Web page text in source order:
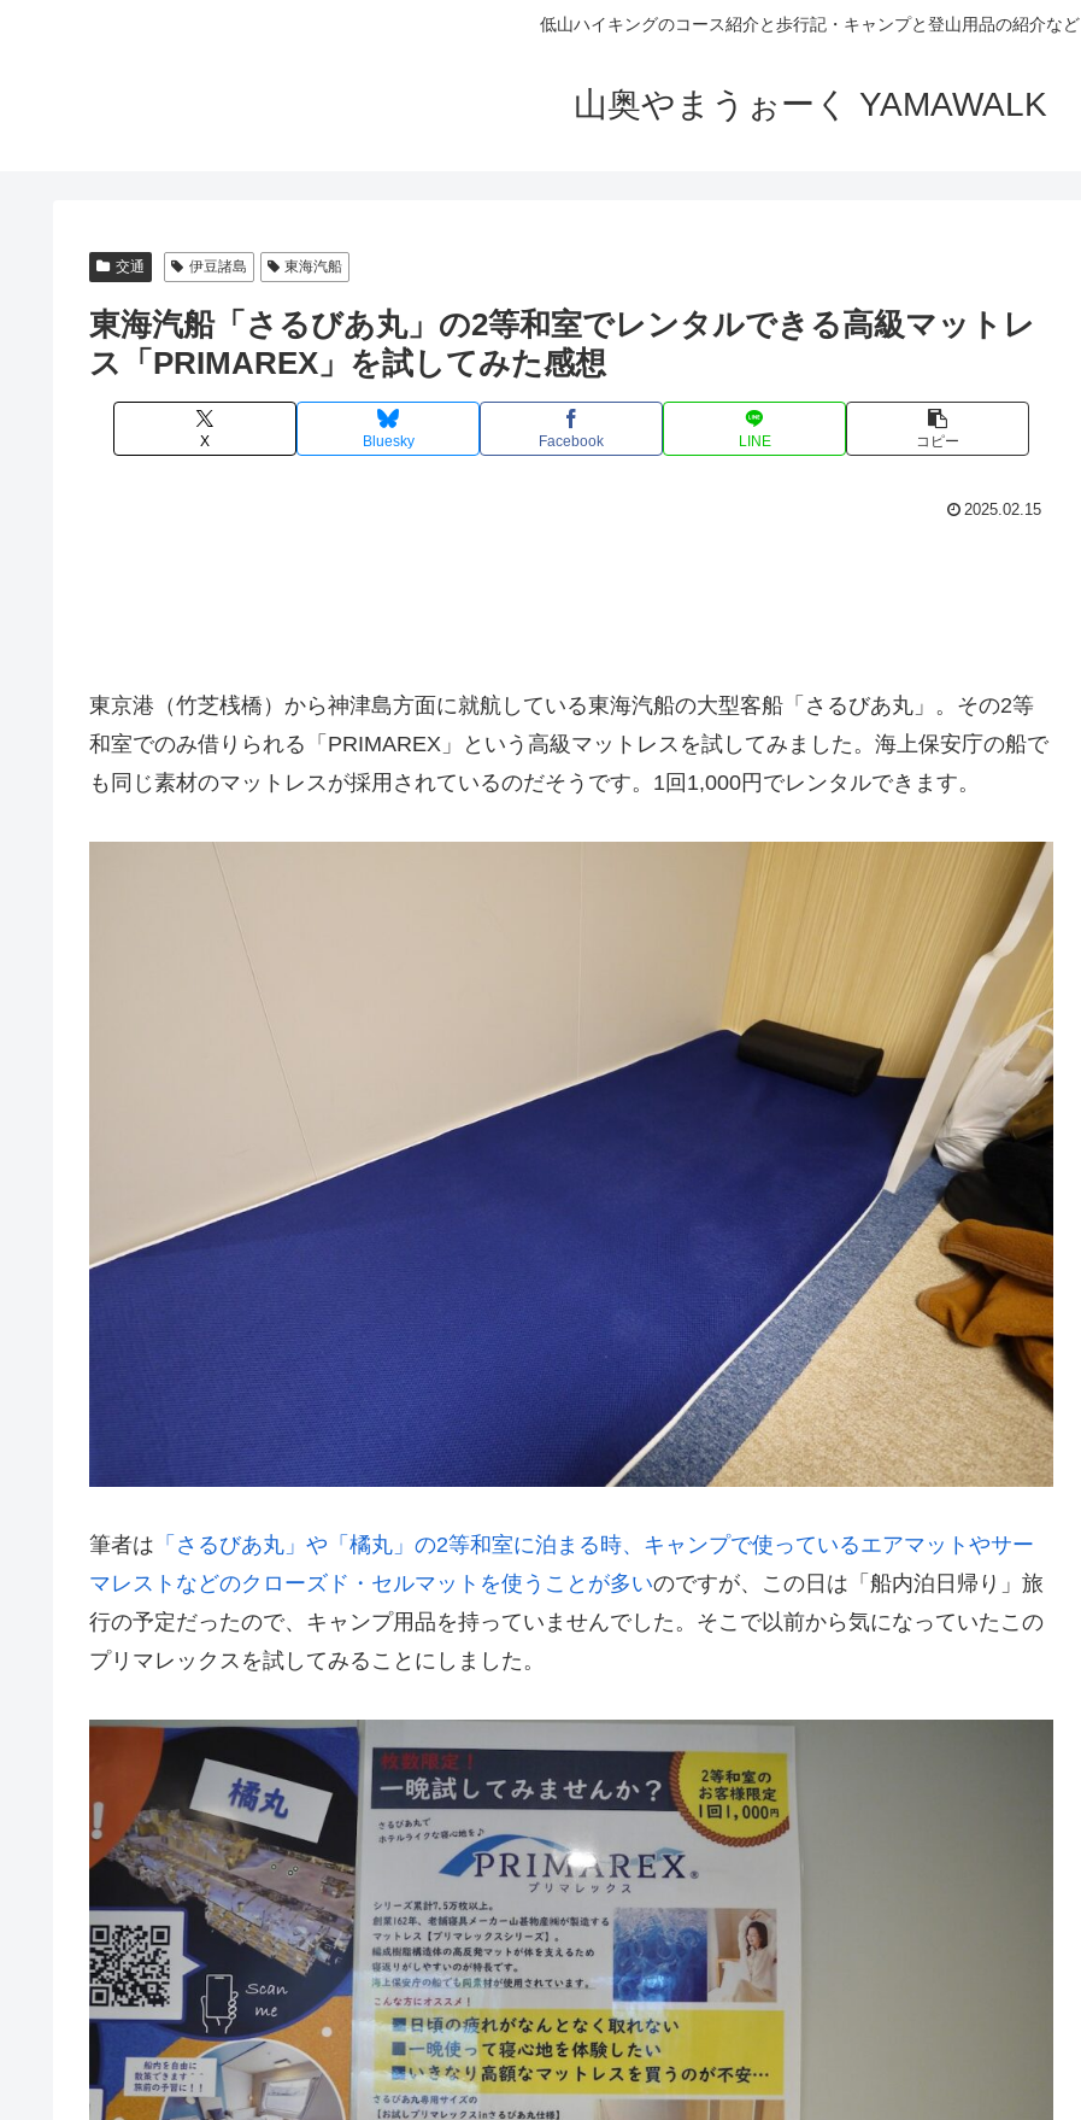
低山ハイキングのコース紹介と歩行記・キャンプと登山用品の紹介など
山奥やまうぉーく YAMAWALK
交通 伊豆諸島 東海汽船
東海汽船「さるびあ丸」の2等和室でレンタルできる高級マットレ
ス「PRIMAREX」を試してみた感想
X Bluesky Facebook LINE コピー
2025.02.15
東京港（竹芝桟橋）から神津島方面に就航している東海汽船の大型客船「さるびあ丸」。その2等
和室でのみ借りられる「PRIMAREX」という高級マットレスを試してみました。海上保安庁の船で
も同じ素材のマットレスが採用されているのだそうです。1回1,000円でレンタルできます。
筆者は 「さるびあ丸」や「橘丸」の2等和室に泊まる時、キャンプで使っているエアマットやサー
マレストなどのクローズド・セルマットを使うことが多いのですが、この日は「船内泊日帰り」旅
行の予定だったので、キャンプ用品を持っていませんでした。そこで以前から気になっていたこの
プリマレックスを試してみることにしました。